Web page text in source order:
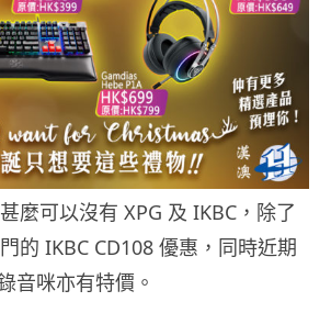
麼可以沒有 XPG 及 IKBC，除了
的 IKBC CD108 優惠，同時近期
音咪亦有特價。